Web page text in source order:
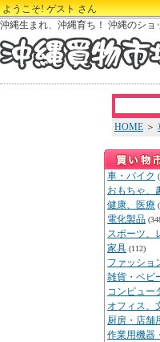
ようこそ! ゲスト さん
沖縄生まれ、沖縄育ち！ 沖縄のシ
HOME ＞
車・バイク
おもちゃ、
健康、医療
電化製品
スポーツ、
家具 (112)
ファッショ
雑貨・ベビ
コンピュー
オフィス、
厨房・店舗
作業用機器